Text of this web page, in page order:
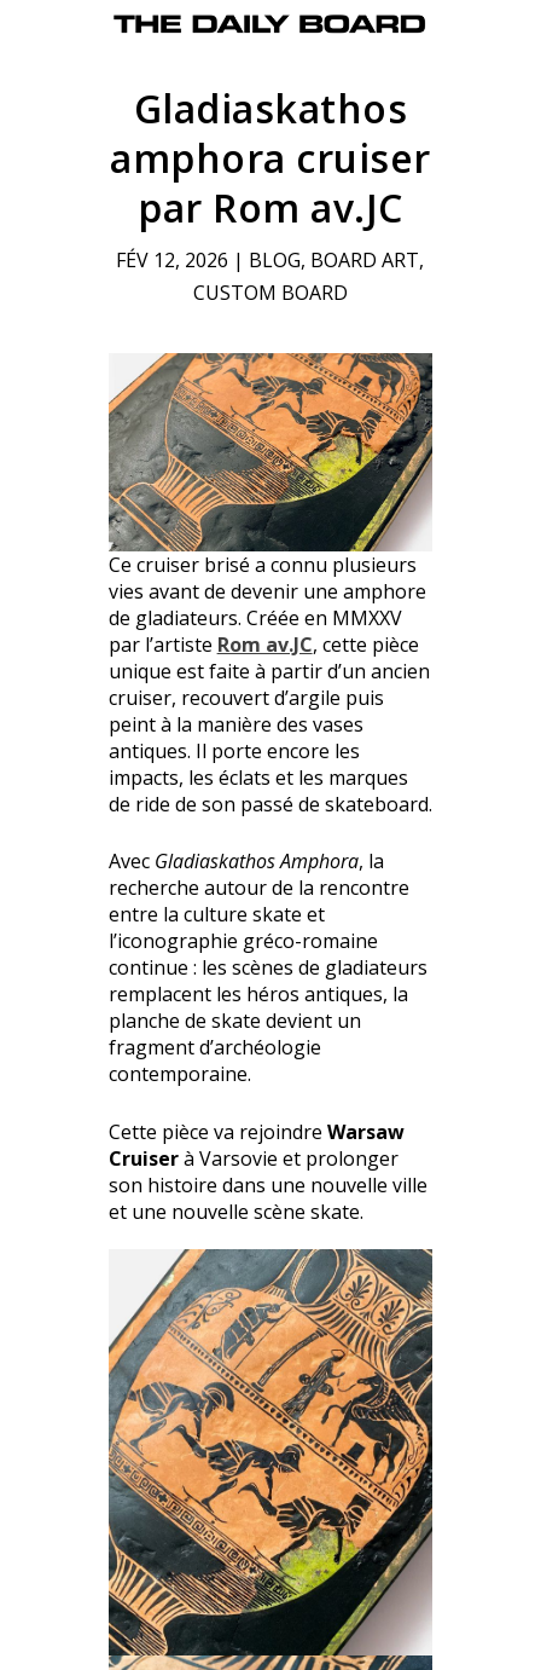
Gladiaskathos
amphora cruiser
par Rom av.JC
FÉV 12, 2026 | BLOG, BOARD ART,
CUSTOM BOARD
Ce cruiser brisé a connu plusieurs
vies avant de devenir une amphore
de gladiateurs. Créée en MMXXV
par l’artiste Rom av.JC, cette pièce
unique est faite à partir d’un ancien
cruiser, recouvert d’argile puis
peint à la manière des vases
antiques. Il porte encore les
impacts, les éclats et les marques
de ride de son passé de skateboard.
Avec Gladiaskathos Amphora, la
recherche autour de la rencontre
entre la culture skate et
l’iconographie gréco-romaine
continue : les scènes de gladiateurs
remplacent les héros antiques, la
planche de skate devient un
fragment d’archéologie
contemporaine.
Cette pièce va rejoindre Warsaw
Cruiserà Varsovie et prolonger
son histoire dans une nouvelle ville
et une nouvelle scène skate.